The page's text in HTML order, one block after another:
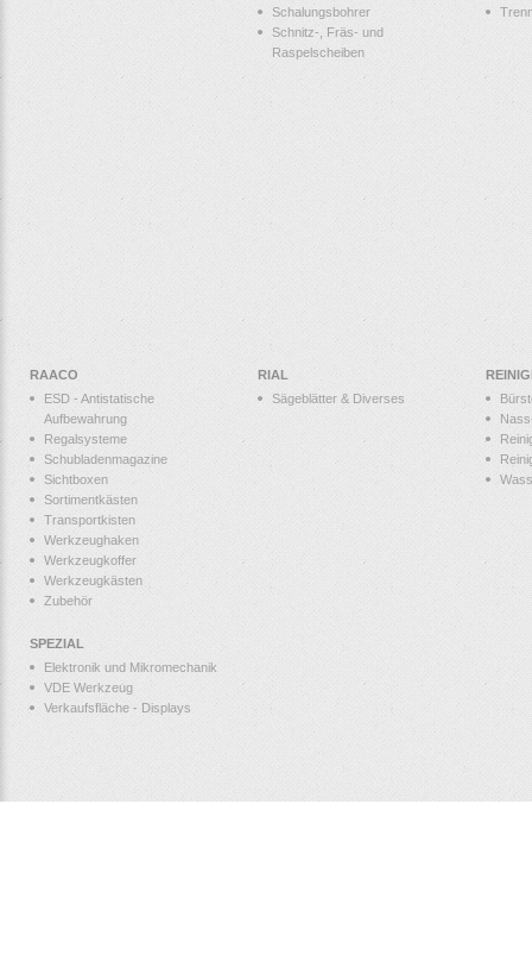
Schalungsbohrer
Schnitz-, Fräs- und
Raspelscheiben
RAACO
ESD - Antistatische
Aufbewahrung
Regalsysteme
Schubladenmagazine
Sichtboxen
Sortimentkästen
Transportkisten
Werkzeughaken
Werkzeugkoffer
Werkzeugkästen
Zubehör
RIAL
Sägeblätter & Diverses
SPEZIAL
Elektronik und Mikromechanik
VDE Werkzeug
Verkaufsfläche - Displays